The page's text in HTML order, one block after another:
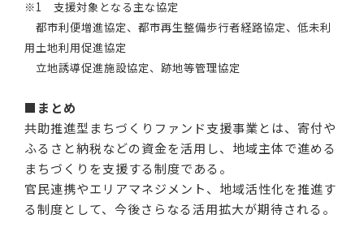
※1 支援対象となる主な協定
都市利便増進協定、都市再生整備歩行者経路協定、低未利
用土地利用促進協定
立地誘導促進施設協定、跡地等管理協定
■まとめ
共助推進型まちづくりファンド支援事業とは、寄付や
ふるさと納税などの資金を活用し、地域主体で進める
まちづくりを支援する制度である。
官民連携やエリアマネジメント、地域活性化を推進す
る制度として、今後さらなる活用拡大が期待される。